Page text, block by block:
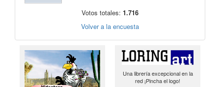
Votos totales: 1.716
Volver a la encuesta
Una librería excepcional en la
red ¡Pincha el logo!